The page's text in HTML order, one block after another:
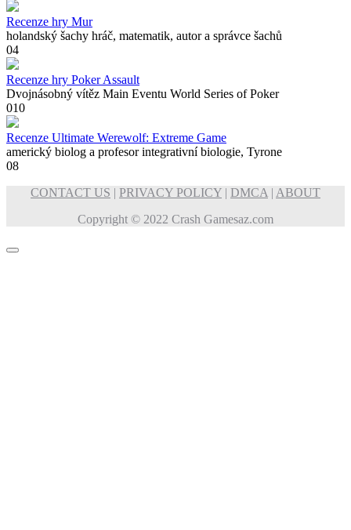
Recenze hry Mur
holandský šachy hráč, matematik, autor a správce šachů
04
Recenze hry Poker Assault
Dvojnásobný vítěz Main Eventu World Series of Poker
010
Recenze Ultimate Werewolf: Extreme Game
americký biolog a profesor integrativní biologie, Tyrone
08
CONTACT US | PRIVACY POLICY | DMCA | ABOUT
Copyright © 2022 Crash Gamesaz.com